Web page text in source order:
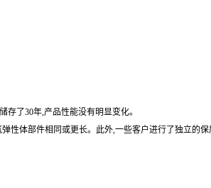
了30年,产品性能没有明显变化。
性体部件相同或更长。此外,一些客户进行了独立的